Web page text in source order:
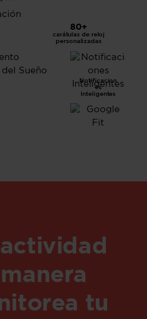
80+
carátulas de reloj
personalizadas
Notificacion
es
Inteligentes
tu